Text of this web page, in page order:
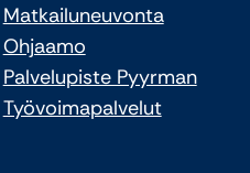
Matkailuneuvonta
Ohjaamo
Palvelupiste Pyyrman
Työvoimapalvelut